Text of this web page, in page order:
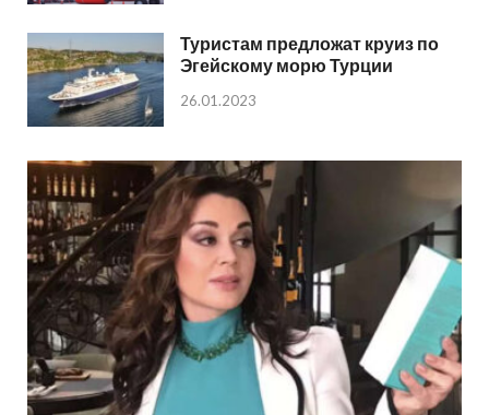
Туристам предложат круиз по
Эгейскому морю Турции
26.01.2023